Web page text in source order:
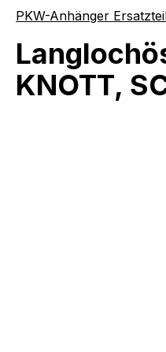
PKW-Anhänger
KNOTT,